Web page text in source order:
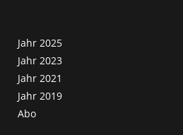
Jahr 2025
Jahr 2023
Jahr 2021
Jahr 2019
Abo